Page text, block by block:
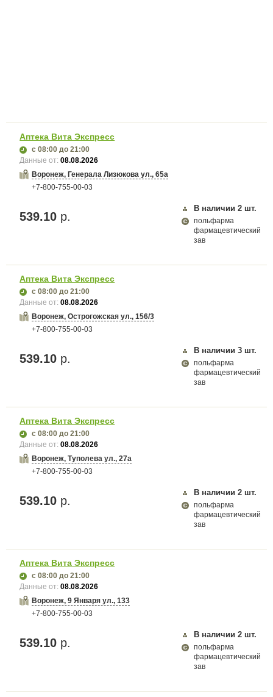
Аптека Вита Экспресс
с 08:00 до 21:00
Данные от:08.08.2026
Воронеж, Генерала Лизюкова ул., 65а
+7-800-755-00-03
539.10 р.
В наличии 2 шт.
польфарма
фармацевтический
зав
Аптека Вита Экспресс
с 08:00 до 21:00
Данные от:08.08.2026
Воронеж, Острогожская ул., 156/3
+7-800-755-00-03
539.10 р.
В наличии 3 шт.
польфарма
фармацевтический
зав
Аптека Вита Экспресс
с 08:00 до 21:00
Данные от:08.08.2026
Воронеж, Туполева ул., 27а
+7-800-755-00-03
539.10 р.
В наличии 2 шт.
польфарма
фармацевтический
зав
Аптека Вита Экспресс
с 08:00 до 21:00
Данные от:08.08.2026
Воронеж, 9 Января ул., 133
+7-800-755-00-03
539.10 р.
В наличии 2 шт.
польфарма
фармацевтический
зав